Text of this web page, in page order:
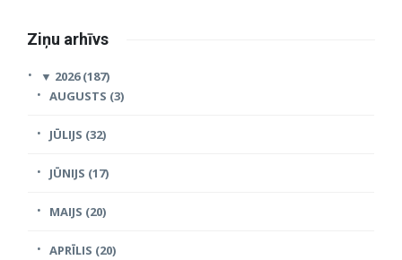
Ziņu arhīvs
▼ 2026 (187)
AUGUSTS (3)
JŪLIJS (32)
JŪNIJS (17)
MAIJS (20)
APRĪLIS (20)